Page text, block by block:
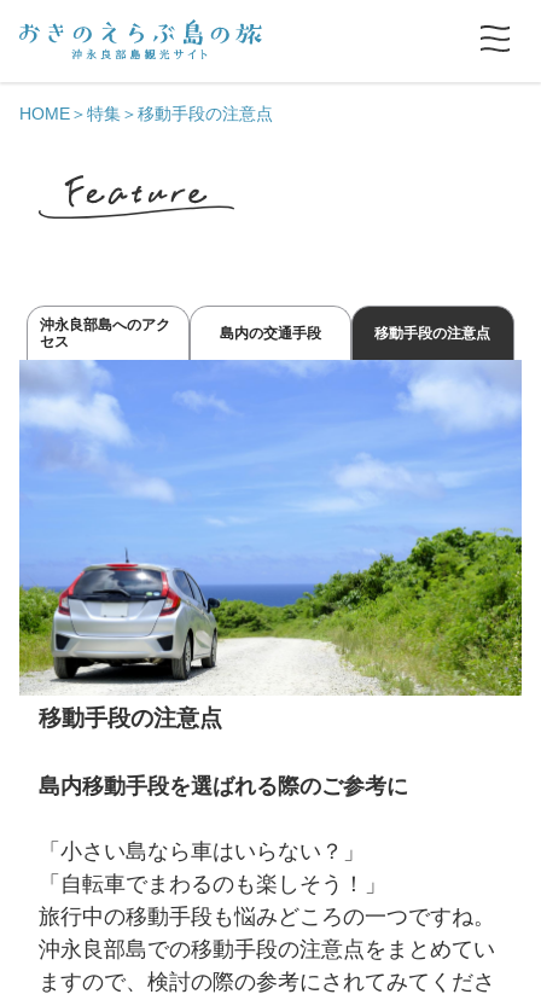
HOME 特集 移動手段の注意点
沖永良部島へのアク
セス
島内の交通手段 移動手段の注意点
移動手段の注意点
島内移動手段を選ばれる際のご参考に
「小さい島なら車はいらない？」
「自転車でまわるのも楽しそう！」
旅行中の移動手段も悩みどころの一つですね。
沖永良部島での移動手段の注意点をまとめてい
ますので、検討の際の参考にされてみてくださ